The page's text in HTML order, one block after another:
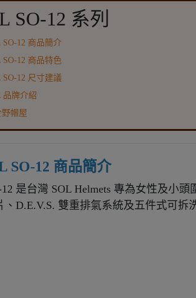
SO-12 系列
SO-12 商品簡介
SO-12 商品特色
SO-12 尺寸建議
品牌介紹
帽屋
SO-12 商品簡介
12 是台灣 SOL Helmets 專為女性及小
、D.E.V.S. 雙重排氣系統及五件式可拆